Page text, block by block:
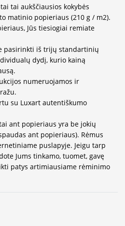
tai aukščiausios kokybės
matinio popieriaus (210 g / m2).
Jūs tiesiogiai remiate
pasirinkti iš trijų standartinių
dydį, kurio kainą
numeruojamos ir
su Luxart autentiškumo
ant popieriaus yra be jokių
ant popieriaus). Rėmus
puslapyje. Jeigu tarp
Jums tinkamo, tuomet, gavę
patys artimiausiame rėminimo